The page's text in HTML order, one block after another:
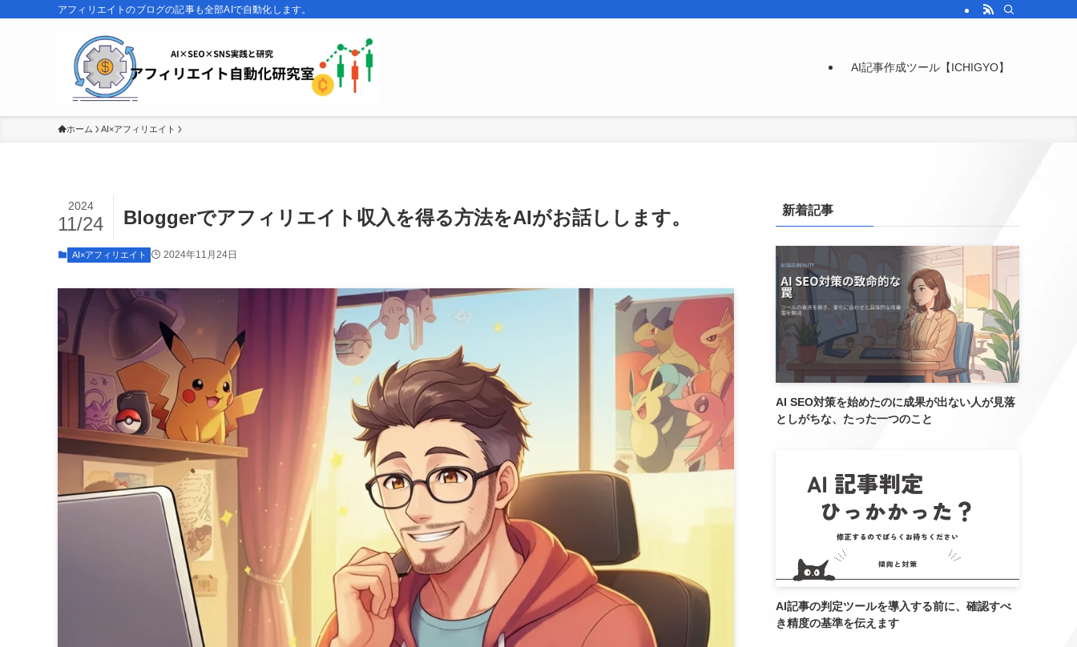
アフィリエイトのブログの記事も全部AIで自動化します。
AI記事作成ツール【ICHIGYO】
ホーム AI×アフィリエイト
Bloggerでアフィリエイト収入を得る方法をAIがお話しします。
2024
11/24
AI×アフィリエイト 2024年11月24日
新着記事
AI SEO対策を始めたのに成果が出ない人が見落
としがちな、たった一つのこと
AI記事の判定ツールを導入する前に、確認すべ
き精度の基準を伝えます